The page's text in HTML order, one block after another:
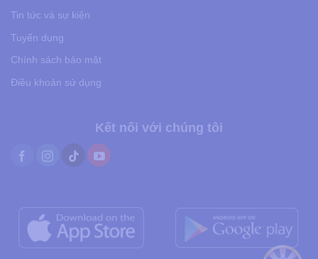
Tin tức và sự kiện
Tuyển dụng
Chính sách bảo mật
Điều khoản sử dụng
Kết nối với chúng tôi